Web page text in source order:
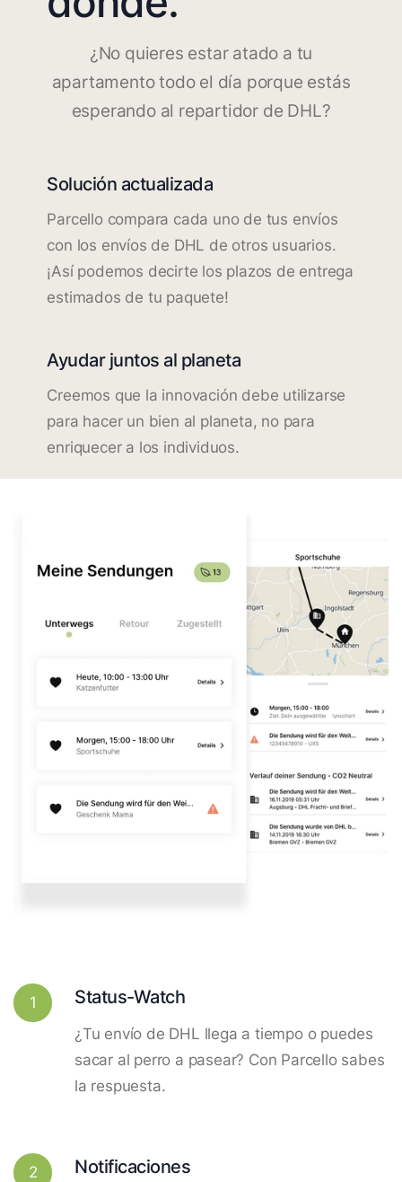
¿No quieres estar atado a tu
apartamento todo el día porque estás
esperando al repartidor de DHL?
Solución actualizada
Parcello compara cada uno de tus envíos
con los envíos de DHL de otros usuarios.
¡Así podemos decirte los plazos de entrega
estimados de tu paquete!
Ayudar juntos al planeta
Creemos que la innovación debe utilizarse
para hacer un bien al planeta, no para
enriquecer a los individuos.
1 Status-Watch
¿Tu envío de DHL llega a tiempo o puedes
sacar al perro a pasear? Con Parcello sabes
la respuesta.
2 Notificaciones